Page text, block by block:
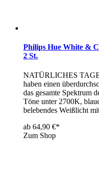
Philips Hue White &
2 St.
NATÜRLICHES
haben einen
das gesamte Spektrum
Töne unter 2700K,
belebendes Weißlicht
ab 64,90 €*
Zum Shop